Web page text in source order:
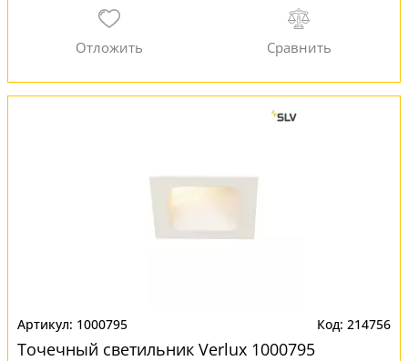
1000795 214756
Точечный светильник Verlux 1000795